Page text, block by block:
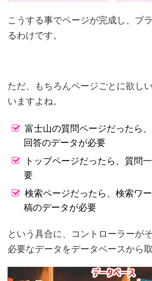
こうする事でページが完成し、ブ
るわけです。
ただ、もちろんページごとに欲し
いますよね。
富士山の質問ページだったら
回答のデータが必要
トップページだったら、質問
要
検索ページだったら、検索ワ
稿のデータが必要
という具合に、コントローラーが
必要なデータをデータベースから